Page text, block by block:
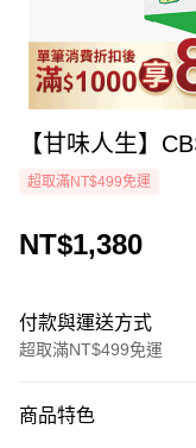
【甘味人生】
超取滿NT$499免運
NT$1,380
付款與運送方式
超取滿NT$499免運
icash Pay
商品特色